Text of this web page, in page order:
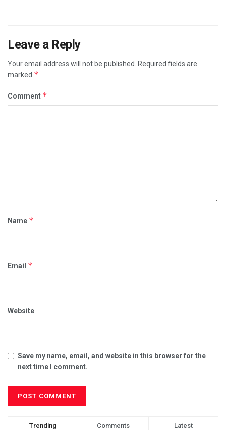
Leave a Reply
Your email address will not be published.
Required fields are
marked *
Comment *
Name *
Email *
Website
Save my name, email, and website in this browser for the
next time I comment.
Trending Comments Latest